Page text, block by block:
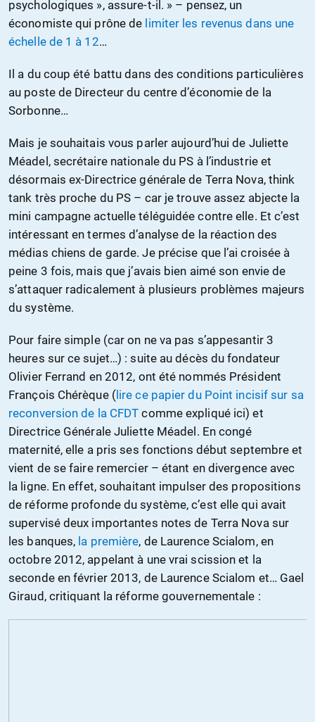
psychologiques », assure-t-il. » – pensez, un
économiste qui prône de limiter les revenus dans une
échelle de 1 à 12…
Il a du coup été battu dans des conditions particulières
au poste de Directeur du centre d’économie de la
Sorbonne…
Mais je souhaitais vous parler aujourd’hui de Juliette
Méadel, secrétaire nationale du PS à l’industrie et
désormais ex-Directrice générale de Terra Nova, think
tank très proche du PS – car je trouve assez abjecte la
mini campagne actuelle téléguidée contre elle. Et c’est
intéressant en termes d’analyse de la réaction des
médias chiens de garde. Je précise que l’ai croisée à
peine 3 fois, mais que j’avais bien aimé son envie de
s’attaquer radicalement à plusieurs problèmes majeurs
du système.
Pour faire simple (car on ne va pas s’appesantir 3
heures sur ce sujet…) : suite au décès du fondateur
Olivier Ferrand en 2012, ont été nommés Président
François Chérèque (lire ce papier du Point incisif sur sa
reconversion de la CFDT comme expliqué ici) et
Directrice Générale Juliette Méadel. En congé
maternité, elle a pris ses fonctions début septembre et
vient de se faire remercier – étant en divergence avec
la ligne. En effet, souhaitant impulser des propositions
de réforme profonde du système, c’est elle qui avait
supervisé deux importantes notes de Terra Nova sur
les banques, la première, de Laurence Scialom, en
octobre 2012, appelant à une vrai scission et la
seconde en février 2013, de Laurence Scialom et… Gael
Giraud, critiquant la réforme gouvernementale :